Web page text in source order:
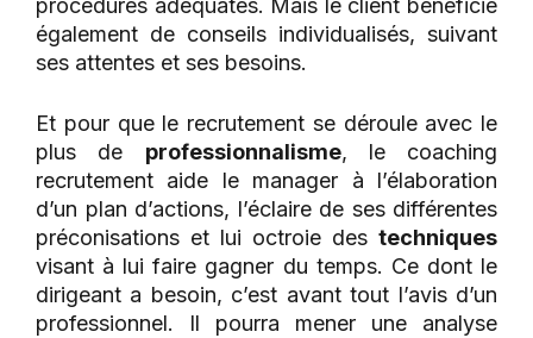
procédures adéquates. Mais le client bénéficie
également de conseils individualisés, suivant
ses attentes et ses besoins.
Et pour que le recrutement se déroule avec le
plus de professionnalisme, le coaching
recrutement aide le manager à l’élaboration
d’un plan d’actions, l’éclaire de ses différentes
préconisations et lui octroie des techniques
visant à lui faire gagner du temps. Ce dont le
dirigeant a besoin, c’est avant tout l’avis d’un
professionnel. Il pourra mener une analyse